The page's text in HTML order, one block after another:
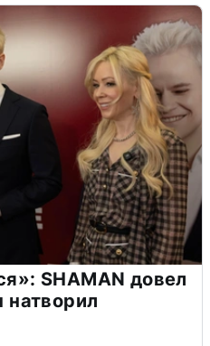
SHAMAN довел
натворил